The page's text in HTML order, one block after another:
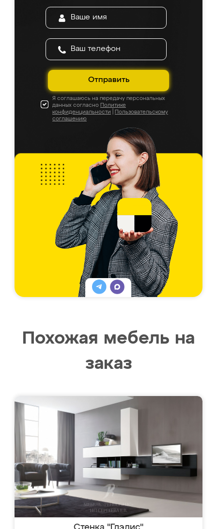
Отправить
Я соглашаюсь на передачу персональных
данных согласно Политике
конфиденциальности
Пользовательскому
соглашению
Похожая мебель на
заказ